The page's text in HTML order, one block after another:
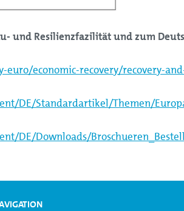
und Resilienzfazilität und zum
euro/economic-recovery/recovery-
DE/Standardartikel/Themen/
DE/Downloads/